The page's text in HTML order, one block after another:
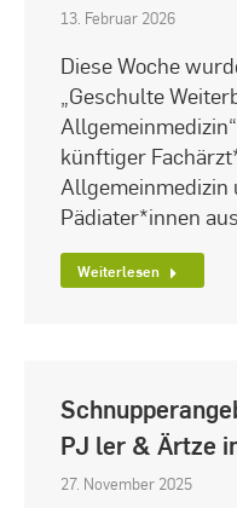
13. Februar 2026
Diese Woche
„Geschulte
künftiger
Pädiater*innen
Weiterlesen
PJ ler & Ärtze
27. November 2025